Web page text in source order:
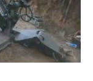
про події
та області.